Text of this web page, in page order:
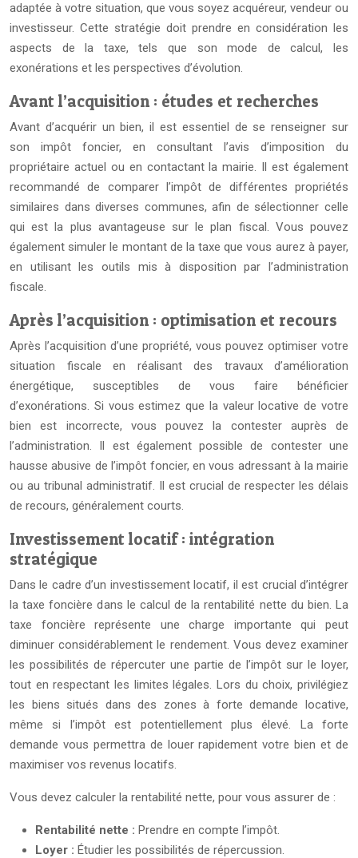
adaptée à votre situation, que vous soyez acquéreur, vendeur ou
investisseur. Cette stratégie doit prendre en considération les
aspects de la taxe, tels que son mode de calcul, les
exonérations et les perspectives d’évolution.
Avant l’acquisition : études et recherches
Avant d’acquérir un bien, il est essentiel de se renseigner sur
son impôt foncier, en consultant l’avis d’imposition du
propriétaire actuel ou en contactant la mairie. Il est également
recommandé de comparer l’impôt de différentes propriétés
similaires dans diverses communes, afin de sélectionner celle
qui est la plus avantageuse sur le plan fiscal. Vous pouvez
également simuler le montant de la taxe que vous aurez à payer,
en utilisant les outils mis à disposition par l’administration
fiscale.
Après l’acquisition : optimisation et recours
Après l’acquisition d’une propriété, vous pouvez optimiser votre
situation fiscale en réalisant des travaux d’amélioration
énergétique, susceptibles de vous faire bénéficier
d’exonérations. Si vous estimez que la valeur locative de votre
bien est incorrecte, vous pouvez la contester auprès de
l’administration. Il est également possible de contester une
hausse abusive de l’impôt foncier, en vous adressant à la mairie
ou au tribunal administratif. Il est crucial de respecter les délais
de recours, généralement courts.
Investissement locatif : intégration
stratégique
Dans le cadre d’un investissement locatif, il est crucial d’intégrer
la taxe foncière dans le calcul de la rentabilité nette du bien. La
taxe foncière représente une charge importante qui peut
diminuer considérablement le rendement. Vous devez examiner
les possibilités de répercuter une partie de l’impôt sur le loyer,
tout en respectant les limites légales. Lors du choix, privilégiez
les biens situés dans des zones à forte demande locative,
même si l’impôt est potentiellement plus élevé. La forte
demande vous permettra de louer rapidement votre bien et de
maximiser vos revenus locatifs.
Vous devez calculer la rentabilité nette, pour vous assurer de :
Rentabilité nette : Prendre en compte l’impôt.
Loyer : Étudier les possibilités de répercussion.